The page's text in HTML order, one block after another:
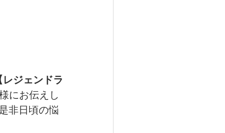
レジェンドラ
にお伝えし
非日頃の悩